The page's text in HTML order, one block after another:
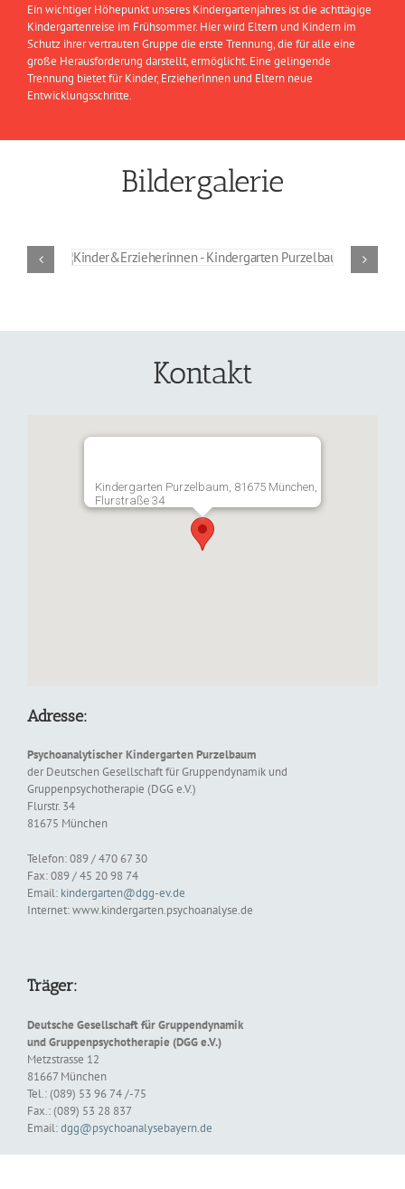
Ein wichtiger Höhepunkt unseres Kindergartenjahres ist die achttägige
Kindergartenreise im Frühsommer. Hier wird Eltern und Kindern im
Schutz ihrer vertrauten Gruppe die erste Trennung, die für alle eine
große Herausforderung darstellt, ermöglicht. Eine gelingende
Trennung bietet für Kinder, ErzieherInnen und Eltern neue
Entwicklungsschritte.
Bildergalerie
Kontakt
Kindergarten Purzelbaum, 81675 München,
Flurstraße 34
Adresse:
Psychoanalytischer Kindergarten Purzelbaum
der Deutschen Gesellschaft für Gruppendynamik und
Gruppenpsychotherapie (DGG e.V.)
Flurstr. 34
81675 München
Telefon: 089 / 470 67 30
Fax: 089 / 45 20 98 74
Email: kindergarten@dgg-ev.de
Internet: www.kindergarten.psychoanalyse.de
Träger:
Deutsche Gesellschaft für Gruppendynamik
und Gruppenpsychotherapie (DGG e.V.)
Metzstrasse 12
81667 München
Tel.: (089) 53 96 74 /-75
Fax.: (089) 53 28 837
Email:dgg@psychoanalysebayern.de